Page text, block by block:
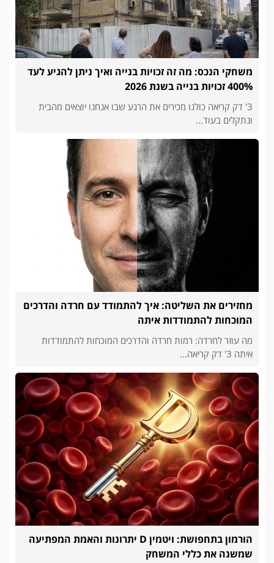
משחקי הנכס: מה זה זכויות בנייה ואיך ניתן להגיע לעד
400% זכויות בנייה בשנת 2026
3' דק קריאה כולנו מכירים את הרגע שבו אנחנו יוצאים מהבית
ונתקלים בעוד...
מחזירים את השליטה: איך להתמודד עם חרדה והדרכים
המוכחות להתמודדות איתה
מה עוזר לחרדה: רמות חרדה והדרכים המוכחות להתמודדות
איתה 3' דק קריאה...
הורמון בתחפושת: ויטמין D יתרונות והאמת המפתיעה
שמשנה את כללי המשחק